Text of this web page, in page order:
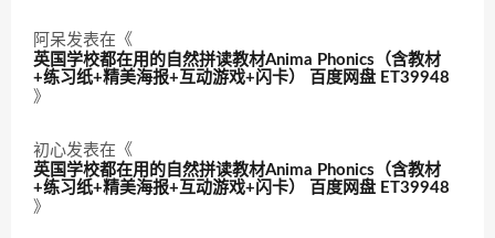
阿呆发表在《
英国学校都在用的自然拼读教材Anima Phonics（含教材
+练习纸+精美海报+互动游戏+闪卡） 百度网盘 ET39948
》
初心发表在《
英国学校都在用的自然拼读教材Anima Phonics（含教材
+练习纸+精美海报+互动游戏+闪卡） 百度网盘 ET39948
》